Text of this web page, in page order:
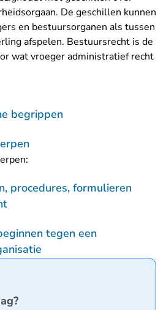
De geschillen kunnen
en bestuursorganen als tussen
afspelen. Bestuursrecht is de
wat vroeger administratief recht
begrippen
procedures, formulieren
tegen een